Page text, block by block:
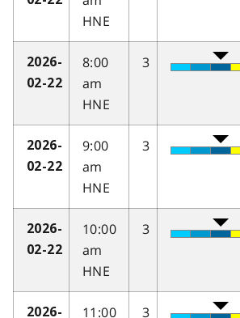
HNE
2026-
02-22
8:00
am
HNE
3
2026-
02-22
9:00
am
HNE
3
2026-
02-22
10:00
am
HNE
3
2026-
11:00
3